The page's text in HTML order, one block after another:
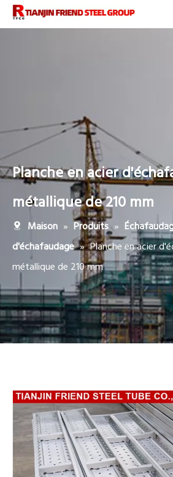
Planche en acier
métallique de 210 mm
Maison » Produits »
d'échafaudage » Planche en acier
métallique de 210 mm